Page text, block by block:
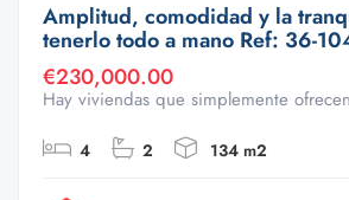
Amplitud, comodidad y la
tenerlo todo a mano Ref: 36-
€230,000.00
Hay viviendas que simplemente
4 2 134 m2